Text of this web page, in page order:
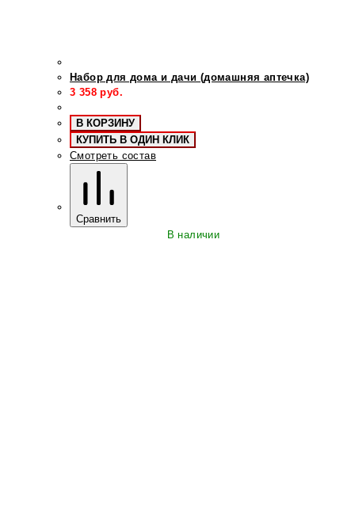
Набор для дома и дачи (домашняя аптечка)
3 358 руб.
В КОРЗИНУ
КУПИТЬ В ОДИН КЛИК
Смотреть состав
Сравнить
В наличии